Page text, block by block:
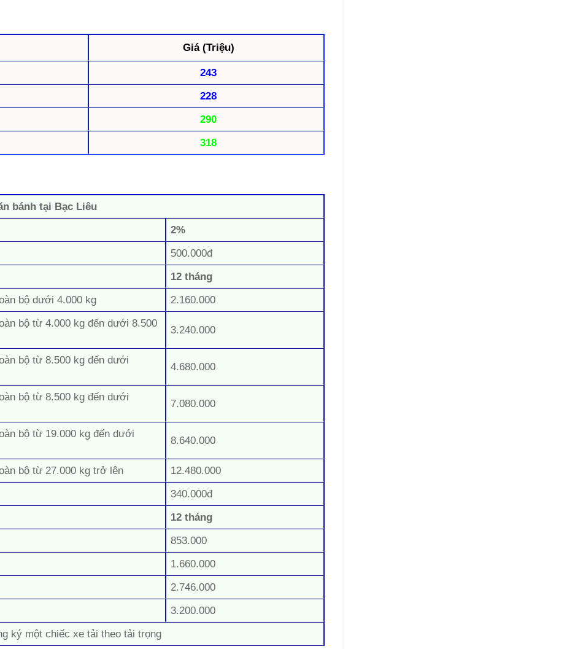
Giá (Triệu)
243
228
290
318
bánh tại Bạc Liêu
2%
500.000đ
12 tháng
bộ dưới 4.000 kg
2.160.000
bộ từ 4.000 kg đến dưới 8.500
3.240.000
bộ từ 8.500 kg đến dưới
4.680.000
bộ từ 8.500 kg đến dưới
7.080.000
bộ từ 19.000 kg đến dưới
8.640.000
bộ từ 27.000 kg trở lên
12.480.000
340.000đ
12 tháng
853.000
1.660.000
2.746.000
3.200.000
ký một chiếc xe tải theo tải trọng